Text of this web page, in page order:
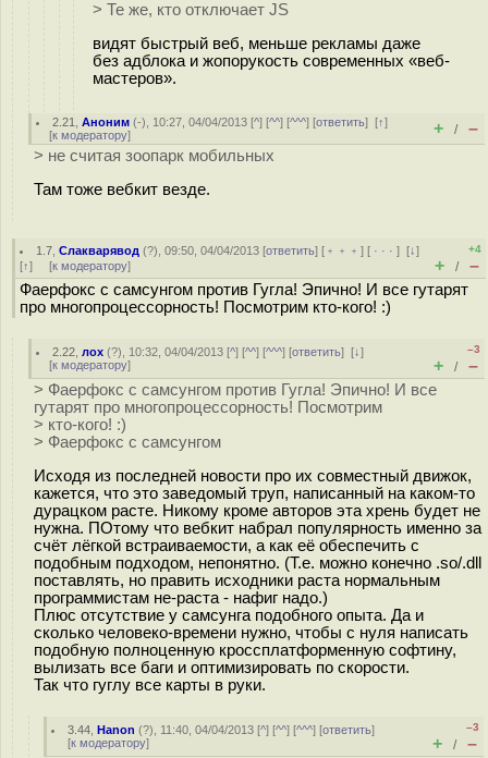
> Те же, кто отключает JS
видят быстрый веб, меньше рекламы даже
без адблока и жопорукость современных «веб-
мастеров».
2.21 ,Аноним (-), 10:27, 04/04/2013 [^] [^^] [^^^] [ответить][↑]
[к модератору] + / –
> не считая зоопарк мобильных
Там тоже вебкит везде.
1.7 ,Слакварявод (?), 09:50, 04/04/2013 [ответить] [ ﹢﹢﹢] [ · · ·][↓]
[↑] [к модератору]
+4
+ / –
Фаерфокс с самсунгом против Гугла! Эпично! И все гутарят
про многопроцессорность! Посмотрим кто-кого! :)
2.22 ,лох (?), 10:32, 04/04/2013 [^] [^^] [^^^] [ответить][↓]
[к модератору]
–3
+ / –
> Фаерфокс с самсунгом против Гугла! Эпично! И все
гутарят про многопроцессорность! Посмотрим
> кто-кого! :)
> Фаерфокс с самсунгом
Исходя из последней новости про их совместный движок,
кажется, что это заведомый труп, написанный на каком-то
дурацком расте. Никому кроме авторов эта хрень будет не
нужна. ПОтому что вебкит набрал популярность именно за
счёт лёгкой встраиваемости, а как её обеспечить с
подобным подходом, непонятно. (Т.е. можно конечно .so/.dll
поставлять, но править исходники раста нормальным
программистам не-раста - нафиг надо.)
Плюс отсутствие у самсунга подобного опыта. Да и
сколько человеко-времени нужно, чтобы с нуля написать
подобную полноценную кроссплатформенную софтину,
вылизать все баги и оптимизировать по скорости.
Так что гуглу все карты в руки.
3.44 ,Hanon (?), 11:40, 04/04/2013 [^] [^^] [^^^] [ответить]
[к модератору]
–3
+ / –